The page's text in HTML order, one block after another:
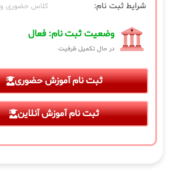
شرایط ثبت نام: کلاس حضوری
وضعیت ثبت نام: فعال
در حال تکمیل ظرفیت
ثبت نام آموزش حضوری
ثبت نام آموزش آنلاین